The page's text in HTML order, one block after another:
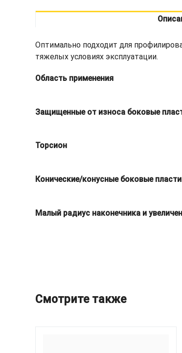
Оптимально подходит для
тяжелых условиях эксплуатации.
Область применения
Защищенные от износа боковые
Торсион
Конические/конусные боковые
Малый радиус наконечника и
Смотрите также